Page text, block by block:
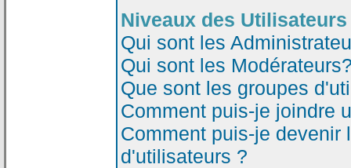
Niveaux des
Qui sont les
Qui sont les
Que sont les groupes
Comment puis-je joindre
Comment puis-je devenir
d'utilisateurs ?